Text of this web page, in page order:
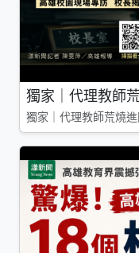
獨家｜代理教師
獨家｜代理教師荒燒